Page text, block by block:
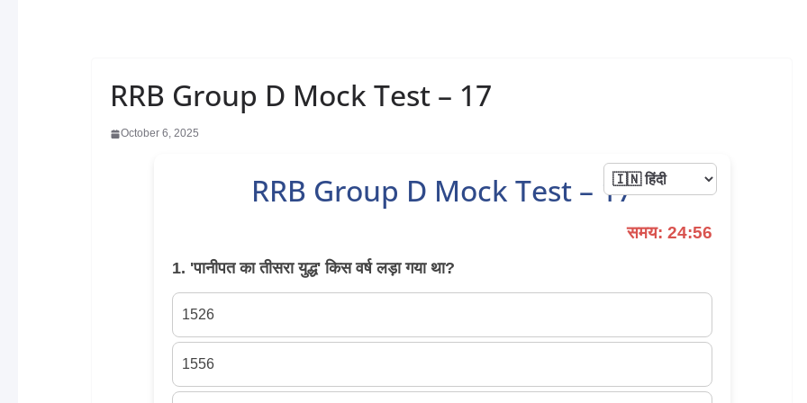
RRB Group D Mock Test – 17
October 6, 2025
RRB Group D Mock Test – 17
समय: 24:56
1. 'पानीपत का तीसरा युद्ध' किस वर्ष लड़ा गया था?
1526
1556